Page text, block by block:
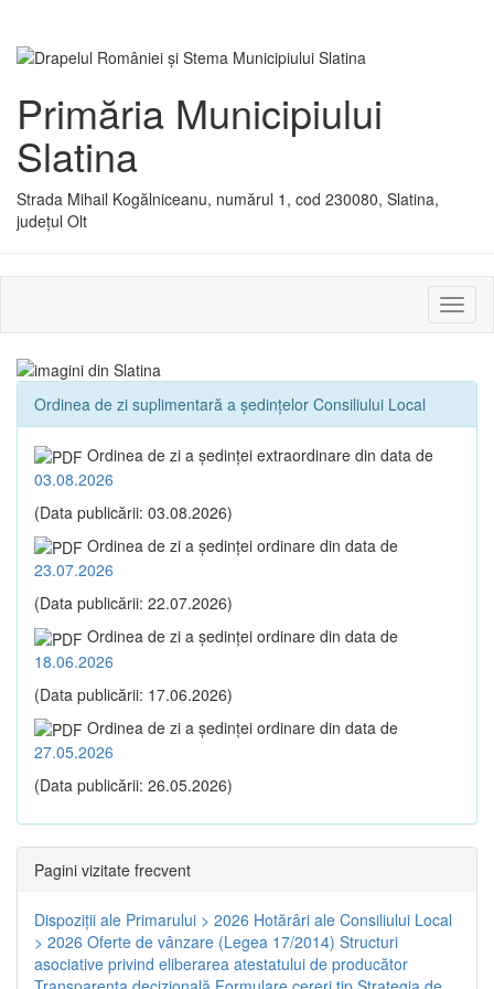
Primăria Municipiului
Slatina
Strada Mihail Kogălniceanu, numărul 1, cod 230080, Slatina,
județul Olt
sau
Ordinea de zi suplimentară a ședințelor Consiliului Local
Ordinea de zi a şedinţei extraordinare din data de
03.08.2026
(Data publicării: 03.08.2026)
Ordinea de zi a şedinţei ordinare din data de
23.07.2026
(Data publicării: 22.07.2026)
Ordinea de zi a şedinţei ordinare din data de
18.06.2026
(Data publicării: 17.06.2026)
Ordinea de zi a şedinţei ordinare din data de
27.05.2026
(Data publicării: 26.05.2026)
Pagini vizitate frecvent
Dispoziţii ale Primarului > 2026 Hotărâri ale Consiliului Local
> 2026 Oferte de vânzare (Legea 17/2014) Structuri
asociative privind eliberarea atestatului de producător